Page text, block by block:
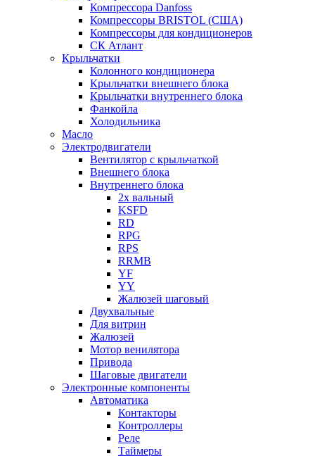
Компрессора Danfoss
Компрессоры BRISTOL (США)
Компрессоры для кондиционеров
СК Атлант
Крыльчатки
Колонного кондиционера
Крыльчатки внешнего блока
Крыльчатки внутреннего блока
Фанкойла
Холодильника
Масло
Электродвигатели
Вентилятор с крыльчаткой
Внешнего блока
Внутреннего блока
2х вальный
KSFD
RD
RPG
RPS
RRMB
YF
YY
Жалюзей шаговый
Двухвальные
Для витрин
Жалюзей
Мотор венилятора
Привода
Шаговые двигатели
Электронные компоненты
Автоматика
Контакторы
Контроллеры
Реле
Таймеры